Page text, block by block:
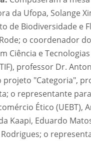
da Ufopa, Solange
de Biodiversidade e
o coordenador
Ciência e
professor Dr.
"Categoria",
o representante
Ético (UEBT),
Kaapi, Eduardo
o